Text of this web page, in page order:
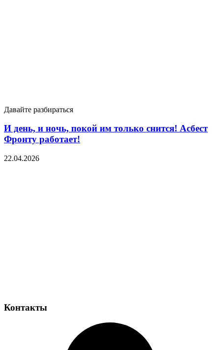
Давайте разбираться
И день, и ночь, покой им только снится! Асбест
Фронту работает!
22.04.2026
Контакты